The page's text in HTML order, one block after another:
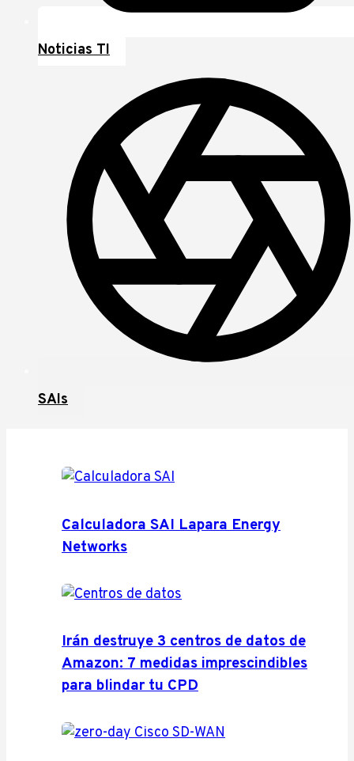
Noticias TI
SAIs
Calculadora SAI Lapara Energy
Networks
Irán destruye 3 centros de datos de
Amazon: 7 medidas imprescindibles
para blindar tu CPD